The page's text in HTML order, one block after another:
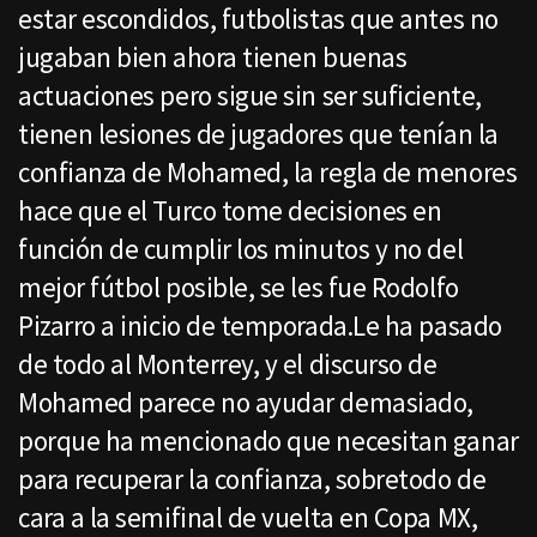
estar escondidos, futbolistas que antes no
jugaban bien ahora tienen buenas
actuaciones pero sigue sin ser suficiente,
tienen lesiones de jugadores que tenían la
confianza de Mohamed, la regla de menores
hace que el Turco tome decisiones en
función de cumplir los minutos y no del
mejor fútbol posible, se les fue Rodolfo
Pizarro a inicio de temporada.Le ha pasado
de todo al Monterrey, y el discurso de
Mohamed parece no ayudar demasiado,
porque ha mencionado que necesitan ganar
para recuperar la confianza, sobretodo de
cara a la semifinal de vuelta en Copa MX,